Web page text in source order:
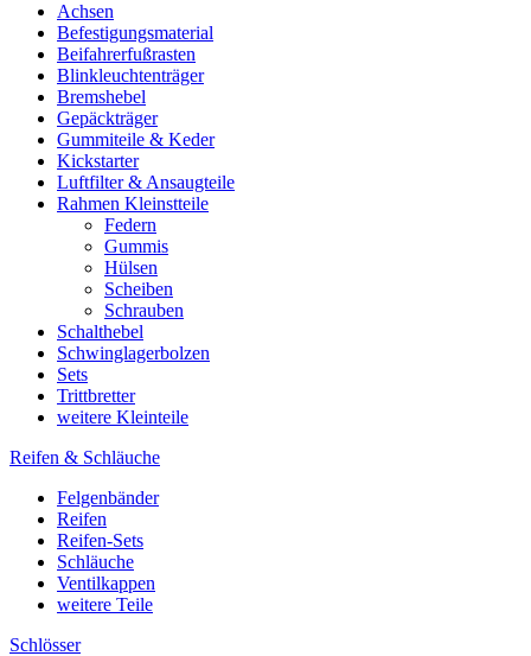
Achsen
Befestigungsmaterial
Beifahrerfußrasten
Blinkleuchtenträger
Bremshebel
Gepäckträger
Gummiteile & Keder
Kickstarter
Luftfilter & Ansaugteile
Rahmen Kleinstteile
Federn
Gummis
Hülsen
Scheiben
Schrauben
Schalthebel
Schwinglagerbolzen
Sets
Trittbretter
weitere Kleinteile
Reifen & Schläuche
Felgenbänder
Reifen
Reifen-Sets
Schläuche
Ventilkappen
weitere Teile
Schlösser